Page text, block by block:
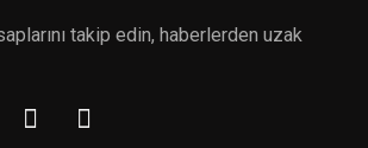
takip edin, haberlerden uzak